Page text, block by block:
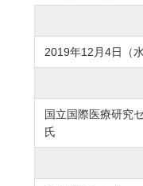
2019年12月4日（
国立国際医療研
氏